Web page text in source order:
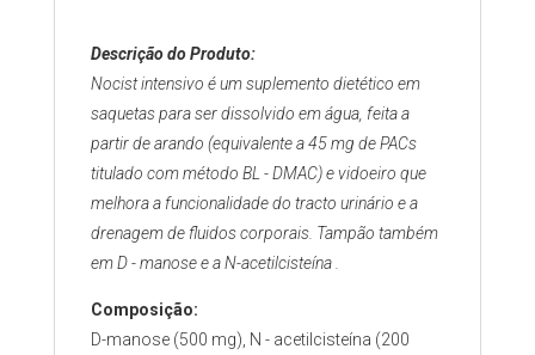
Descrição do Produto:
Nocist intensivo é um suplemento dietético em
saquetas para ser dissolvido em água, feita a
partir de arando (equivalente a 45 mg de PACs
titulado com método BL - DMAC) e vidoeiro que
melhora a funcionalidade do tracto urinário e a
drenagem de fluidos corporais. Tampão também
em D - manose e a N-acetilcisteína .
Composição:
D-manose (500 mg), N - acetilcisteína (200